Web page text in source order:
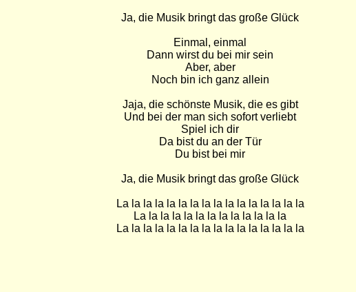
Ja, die Musik bringt das große Glück
Einmal, einmal
Dann wirst du bei mir sein
Aber, aber
Noch bin ich ganz allein
Jaja, die schönste Musik, die es gibt
Und bei der man sich sofort verliebt
Spiel ich dir
Da bist du an der Tür
Du bist bei mir
Ja, die Musik bringt das große Glück
La la la la la la la la la la la la la la la la
La la la la la la la la la la la la la
La la la la la la la la la la la la la la la la